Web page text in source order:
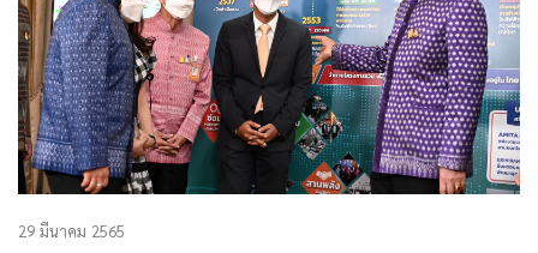
29 มีนาคม 2565